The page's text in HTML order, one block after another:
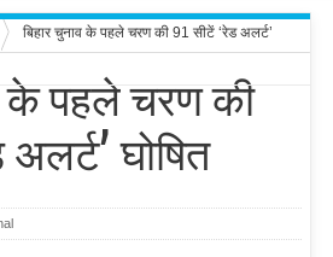
बिहार चुनाव के पहले चरण की 91 सीटें ‘रेड अलर्ट’
के पहले चरण की
घोषित